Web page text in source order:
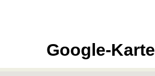
Google-Karte